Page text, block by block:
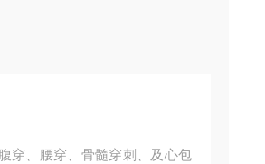
穿、腰穿、骨髓穿刺、及心包